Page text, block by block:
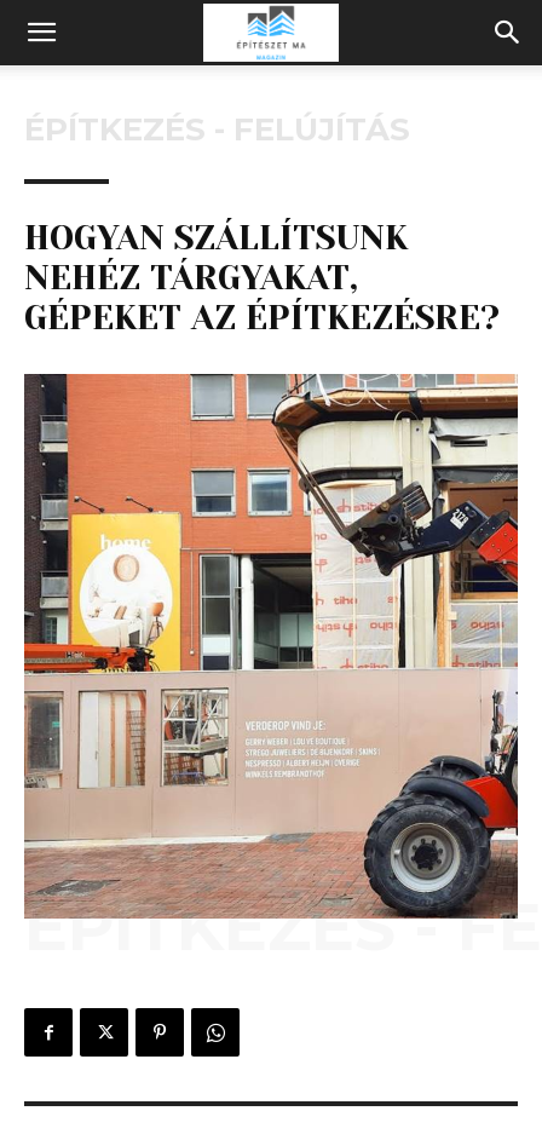
Építeszeti
Magazin
ÉPÍTKEZÉS - FELÚJÍTÁS
HOGYAN SZÁLLÍTSUNK
NEHÉZ TÁRGYAKAT,
GÉPEKET AZ ÉPÍTKEZÉSRE?
ÉPÍTKEZÉS -